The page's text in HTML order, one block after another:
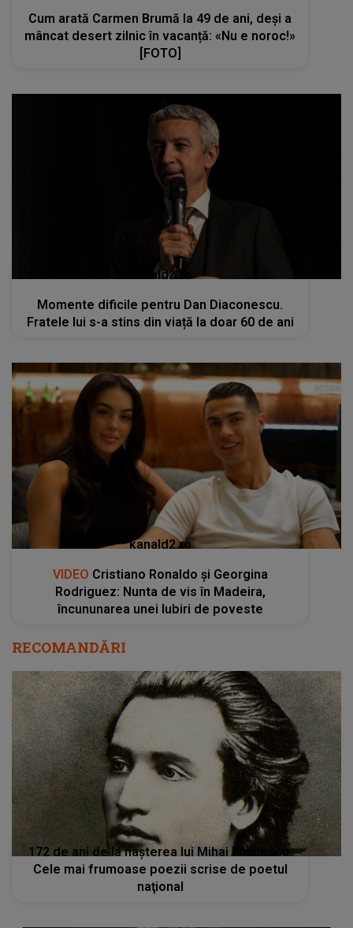
Cum arată Carmen Brumă la 49 de ani, deși a
mâncat desert zilnic în vacanță: «Nu e noroc!»
[FOTO]
kanald2.ro
Momente dificile pentru Dan Diaconescu.
Fratele lui s-a stins din viață la doar 60 de ani
kanald2.ro
VIDEO Cristiano Ronaldo și Georgina
Rodriguez: Nunta de vis în Madeira,
încununarea unei Iubiri de poveste
RECOMANDĂRI
172 de ani de la naşterea lui Mihai Eminescu.
Cele mai frumoase poezii scrise de poetul
naţional